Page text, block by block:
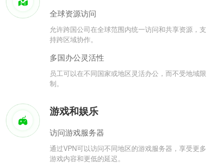
全球资源访问
允许跨国公司在全球范围内统一访问和共享资源，支
持跨区域协作。
多国办公灵活性
员工可以在不同国家或地区灵活办公，而不受地域限
制。
游戏和娱乐
访问游戏服务器
通过VPN可以访问不同地区的游戏服务器，享受更多
游戏内容和更低的延迟。